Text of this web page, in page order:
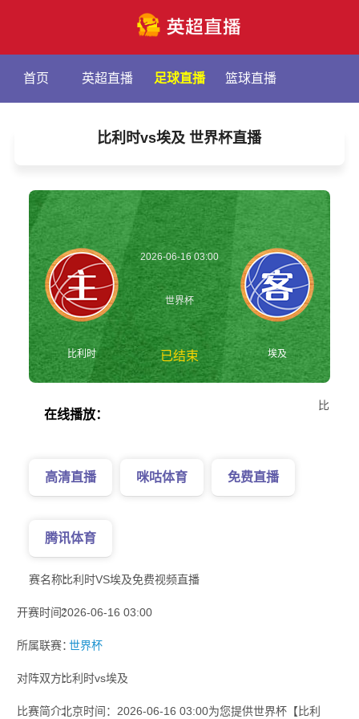
首页 英超直播 足球直播 篮球直播
比利时vs埃及 世界杯直播
比利时
2026-06-16 03:00
世界杯
已结束 埃及
在线播放：
高清直播 咪咕体育 免费直播
腾讯体育
比
赛名称：比利时VS埃及免费视频直播
开赛时间：2026-06-16 03:00
所属联赛：世界杯
对阵双方：比利时vs埃及
比赛简介：北京时间：2026-06-16 03:00为您提供世界杯【比利